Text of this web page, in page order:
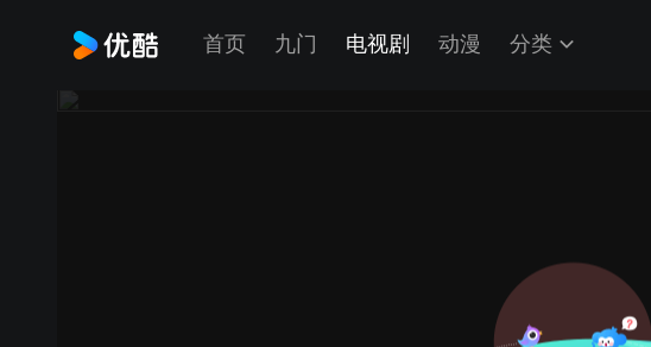
首页 九门 电视剧 动漫 分类